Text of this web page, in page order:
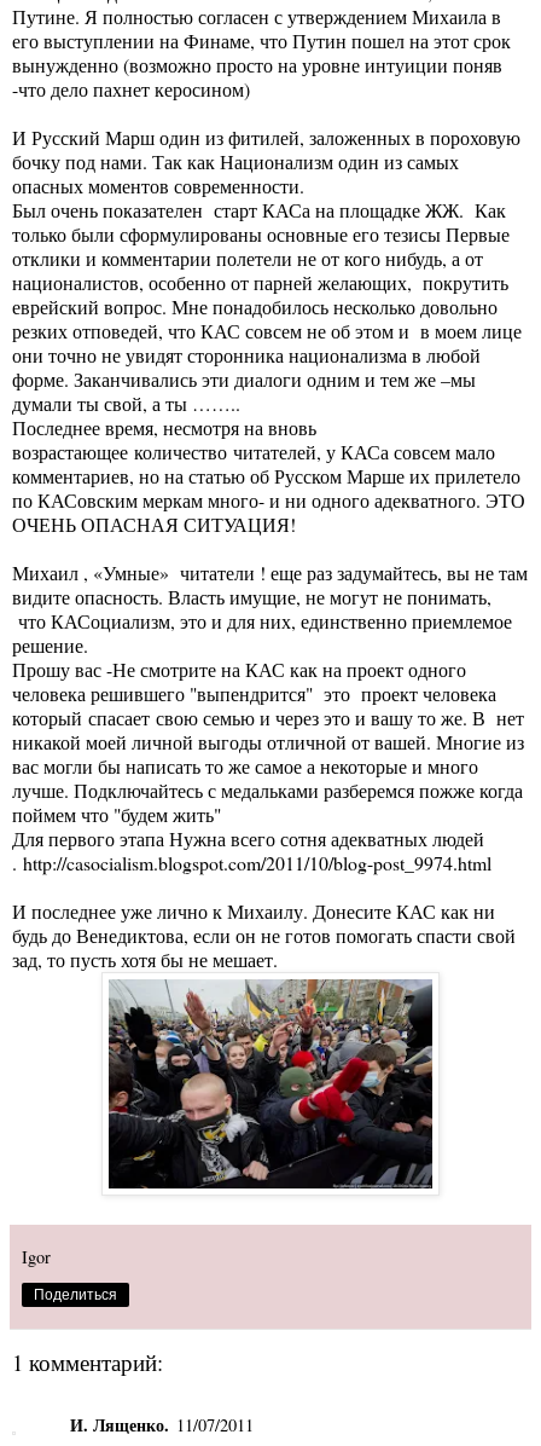
Путине. Я полностью согласен с утверждением Михаила в
его выступлении на Финаме, что Путин пошел на этот срок
вынужденно (возможно просто на уровне интуиции поняв
-что дело пахнет керосином)
И Русский Марш один из фитилей, заложенных в пороховую
бочку под нами. Так как Национализм один из самых
опасных моментов современности.
Был очень показателен старт КАСа на площадке ЖЖ. Как
только были сформулированы основные его тезисы Первые
отклики и комментарии полетели не от кого нибудь, а от
националистов, особенно от парней желающих, покрутить
еврейский вопрос. Мне понадобилось несколько довольно
резких отповедей, что КАС совсем не об этом и в моем лице
они точно не увидят сторонника национализма в любой
форме. Заканчивались эти диалоги одним и тем же –мы
думали ты свой, а ты ……..
Последнее время, несмотря на вновь
возрастающее количество читателей, у КАСа совсем мало
комментариев, но на статью об Русском Марше их прилетело
по КАСовским меркам много- и ни одного адекватного. ЭТО
ОЧЕНЬ ОПАСНАЯ СИТУАЦИЯ!
Михаил , «Умные» читатели ! еще раз задумайтесь, вы не там
видите опасность. Власть имущие, не могут не понимать,
что КАСоциализм, это и для них, единственно приемлемое
решение.
Прошу вас -Не смотрите на КАС как на проект одного
человека решившего "выпендрится" это проект человека
который спасает свою семью и через это и вашу то же. В нет
никакой моей личной выгоды отличной от вашей. Многие из
вас могли бы написать то же самое а некоторые и много
лучше. Подключайтесь с медальками разберемся пожже когда
поймем что "будем жить"
Для первого этапа Нужна всего сотня адекватных людей
. http://casocialism.blogspot.com/2011/10/blog-post_9974.html
И последнее уже лично к Михаилу. Донесите КАС как ни
будь до Венедиктова, если он не готов помогать спасти свой
зад, то пусть хотя бы не мешает.
Igor
Поделиться
1 комментарий:
И. Лященко. 11/07/2011